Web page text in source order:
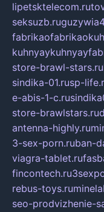
lipetsktelecom.ru
seksuzb.ru
store-brawl-stars.ru
sindika-01.rusp-
e-abis-1-c.ru
store-brawlstars.ru
antenna-highly.ru
3-sex-porn.ruban-
viagra-tablet.ru
fincontech.ru
rebus-toys.ru
seo-prodvizhenie-